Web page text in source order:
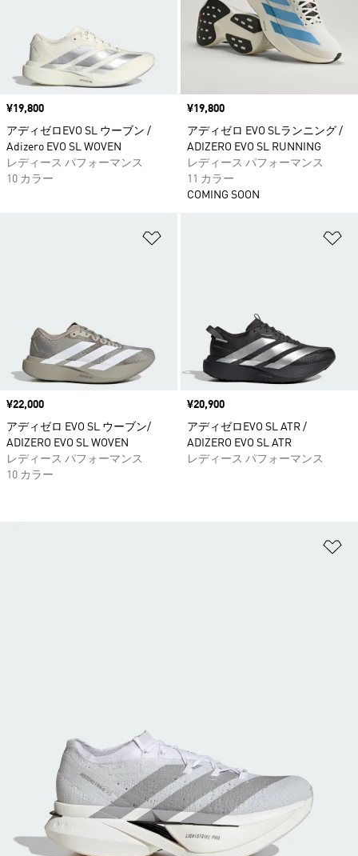
価格
¥19,800
アディゼロEVO SL ウーブン /
Adizero EVO SL WOVEN
レディース パフォーマンス
10 カラー
価格
¥19,800
アディゼロ EVO SLランニング /
ADIZERO EVO SL RUNNING
レディース パフォーマンス
11 カラー
COMING SOON
価格
¥22,000
アディゼロ EVO SL ウーブン/
ADIZERO EVO SL WOVEN
レディース パフォーマンス
10 カラー
価格
¥20,900
アディゼロEVO SL ATR /
ADIZERO EVO SL ATR
レディース パフォーマンス